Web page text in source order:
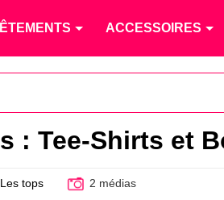
ACCESSOIRES
: Tee-Shirts et
Les tops 2 médias